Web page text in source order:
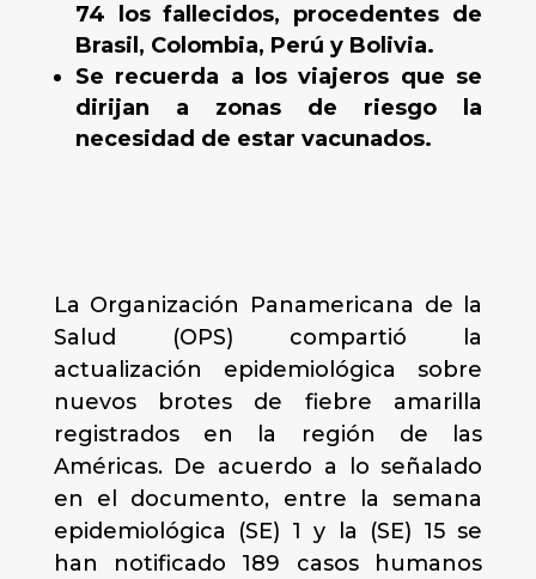
74 los fallecidos, procedentes de
Brasil, Colombia, Perú y Bolivia.
Se recuerda a los viajeros que se
dirijan a zonas de riesgo la
necesidad de estar vacunados.
La Organización Panamericana de la
Salud (OPS) compartió la
actualización epidemiológica sobre
nuevos brotes de fiebre amarilla
registrados en la región de las
Américas. De acuerdo a lo señalado
en el documento, entre la semana
epidemiológica (SE) 1 y la (SE) 15 se
han notificado 189 casos humanos